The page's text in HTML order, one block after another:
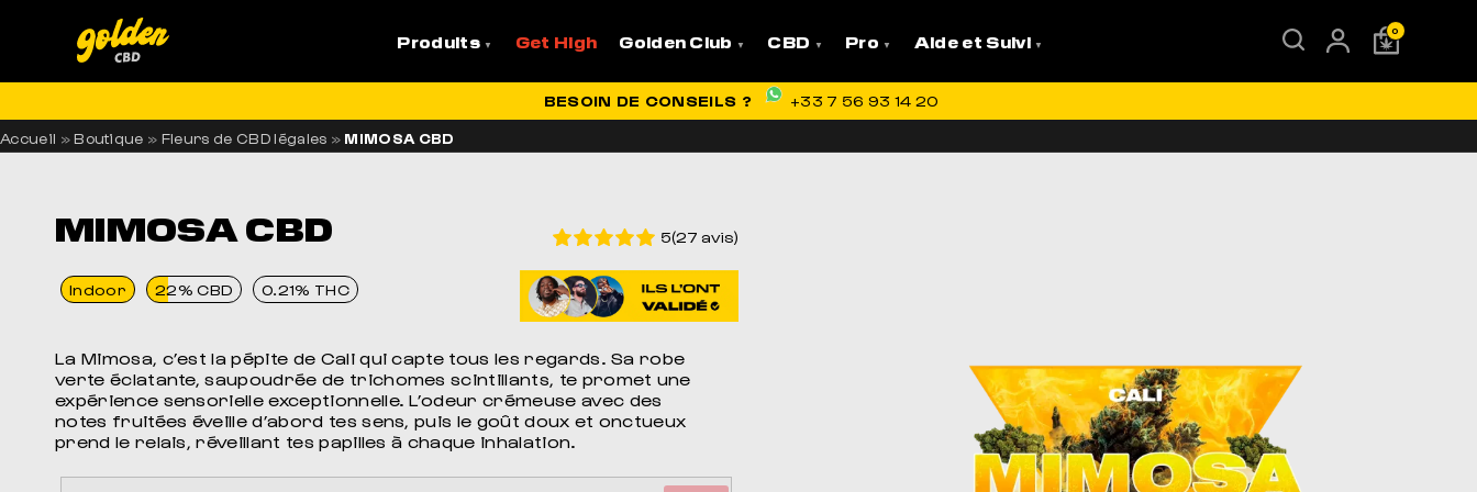
Produits Get High Golden Club CBD Pro Aide et Suivi
0
LIVRAISON OFFERTE EN FRANCE
BESOIN DE CONSEILS ? +33 7 56 93 14 20
EXCELLENT + DE 1700 AVIS
Accueil »Boutique » Fleurs de CBD légales » MIMOSA CBD
MIMOSA CBD 5(27 avis)
Indoor 22% CBD 0.21% THC
La Mimosa, c’est la pépite de Cali qui capte tous les regards. Sa robe
verte éclatante, saupoudrée de trichomes scintillants, te promet une
expérience sensorielle exceptionnelle. L’odeur crémeuse avec des
notes fruitées éveille d’abord tes sens, puis le goût doux et onctueux
prend le relais, réveillant tes papilles à chaque inhalation.